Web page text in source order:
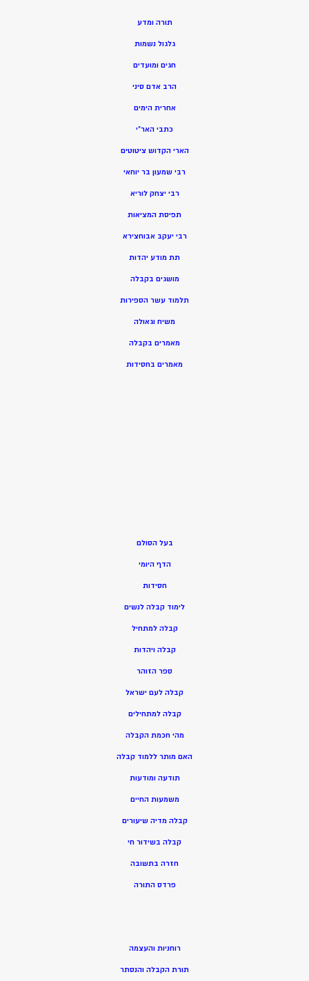
תורה ומדע
גלגול נשמות
חגים ומועדים
הרב אדם סיני
אחרית הימים
כתבי האר”י
הארי הקדוש ציטוטים
רבי שמעון בר יוחאי
רבי יצחק לוריא
תפיסת המציאות
רבי יעקב אבוחצירא
תת מודע יהדות
מושגים בקבלה
תלמוד עשר הספירות
משיח וגאולה
מאמרים בקבלה
מאמרים בחסידות
בעל הסולם
הדף היומי
חסידות
לימוד קבלה לנשים
קבלה למתחיל
קבלה ויהדות
ספר הזוהר
קבלה לעם ישראל
קבלה למתחילים
מהי חכמת הקבלה
האם מותר ללמוד קבלה
תודעה ומודעות
משמעות החיים
קבלה מדיה שיעורים
קבלה בשידור חי
חזרה בתשובה
פרדס התורה
רוחניות והעצמה
תורת הקבלה והנסתר